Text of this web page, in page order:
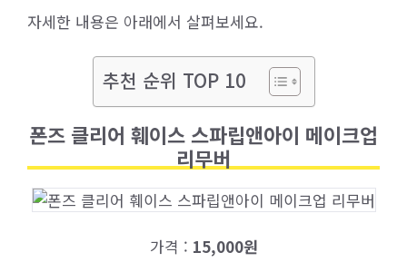
자세한 내용은 아래에서 살펴보세요.
추천 순위 TOP 10
폰즈 클리어 훼이스 스파립앤아이 메이크업
리무버
가격 : 15,000원